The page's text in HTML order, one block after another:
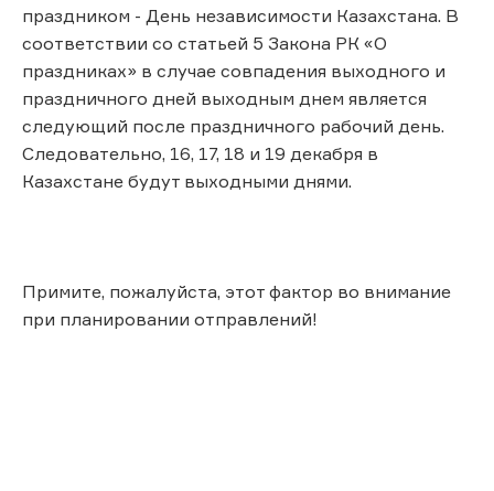
праздником - День независимости Казахстана. В
соответствии со статьей 5 Закона РК «О
праздниках» в случае совпадения выходного и
праздничного дней выходным днем является
следующий после праздничного рабочий день.
Следовательно, 16, 17, 18 и 19 декабря в
Казахстане будут выходными днями.
Примите, пожалуйста, этот фактор во внимание
при планировании отправлений!